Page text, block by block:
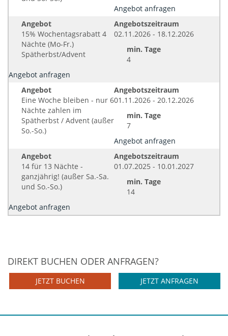
Angebot anfragen
Angebot
15% Wochentagsrabatt 4
Nächte (Mo-Fr.)
Spätherbst/Advent
Angebotszeitraum
02.11.2026 - 18.12.2026
min. Tage
4
Angebot anfragen
Angebot
Eine Woche bleiben - nur 6
Nächte zahlen im
Spätherbst / Advent (außer
So.-So.)
Angebotszeitraum
01.11.2026 - 20.12.2026
min. Tage
7
Angebot anfragen
Angebot
14 für 13 Nächte -
ganzjährig! (außer Sa.-Sa.
und So.-So.)
Angebotszeitraum
01.07.2025 - 10.01.2027
min. Tage
14
Angebot anfragen
DIREKT BUCHEN ODER ANFRAGEN?
JETZT ANFRAGEN
JETZT BUCHEN